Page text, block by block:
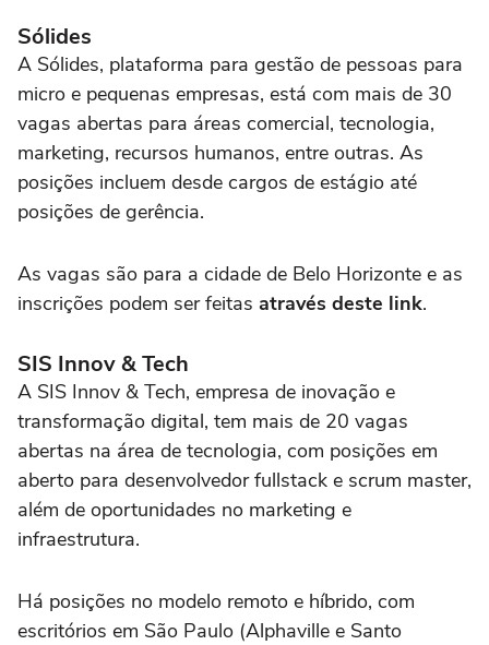
Sólides
A Sólides, plataforma para gestão de pessoas para
micro e pequenas empresas, está com mais de 30
vagas abertas para áreas comercial, tecnologia,
marketing, recursos humanos, entre outras. As
posições incluem desde cargos de estágio até
posições de gerência.
As vagas são para a cidade de Belo Horizonte e as
inscrições podem ser feitas através deste link.
SIS Innov & Tech
A SIS Innov & Tech, empresa de inovação e
transformação digital, tem mais de 20 vagas
abertas na área de tecnologia, com posições em
aberto para desenvolvedor fullstack e scrum master,
além de oportunidades no marketing e
infraestrutura.
Há posições no modelo remoto e híbrido, com
escritórios em São Paulo (Alphaville e Santo